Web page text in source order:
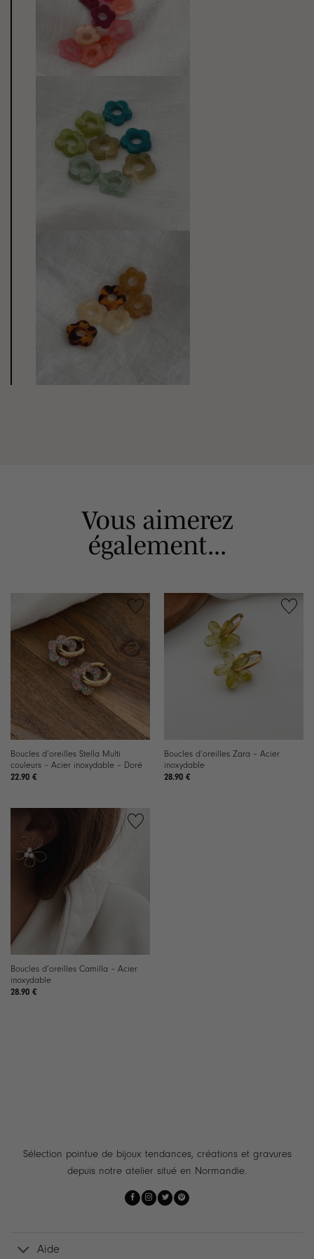
Vous aimerez
également...
Boucles d’oreilles Stella Multi
couleurs – Acier inoxydable – Doré
22.90 €
Boucles d’oreilles Zara – Acier
inoxydable
28.90 €
Boucles d’oreilles Camilla – Acier
inoxydable
28.90 €
Sélection pointue de bijoux tendances, créations et gravures
depuis notre atelier situé en Normandie.
Aide